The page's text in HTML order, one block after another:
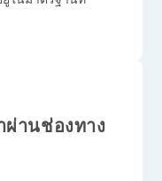
ผ่านช่องทาง